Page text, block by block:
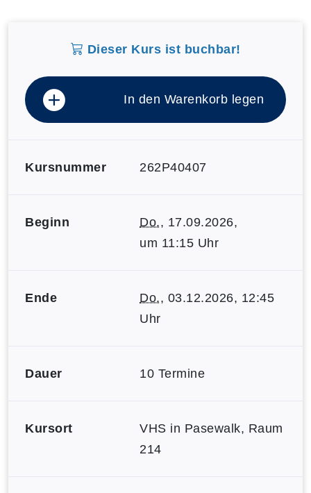
Dieser Kurs ist buchbar!
In den Warenkorb legen
Kursnummer 262P40407
Beginn Do., 17.09.2026,
um 11:15 Uhr
Ende Do., 03.12.2026, 12:45
Uhr
Dauer 10 Termine
Kursort
VHS in Pasewalk, Raum
214